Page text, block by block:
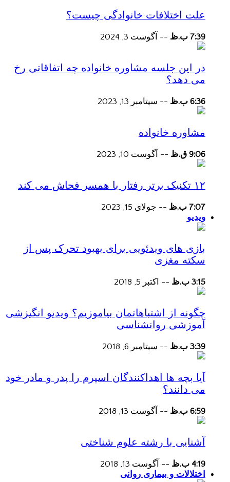
علت اختلافات خانوادگی چیست؟
7:39 ب.ظ -- آگوست 3, 2024
در این جلسه مشاوره خانواده چه اتفاقاتی رخ
می دهد؟
6:36 ب.ظ -- سپتامبر 13, 2023
مشاوره خانواده
9:06 ق.ظ -- آگوست 10, 2023
۱۲ تکنیک برتر رفتار با همسر فحاش می کند
7:07 ب.ظ -- جولای 15, 2023
ویدیو
بازی های ویدئویی برای بهبود تحرک پس از
سکته مغزی
3:15 ب.ظ -- اکتبر 5, 2018
چگونه از اشتباهاتمان بیاموزیم؟ ویدیو انگیزشی
آموزشی روانشناسی
3:39 ب.ظ -- سپتامبر 6, 2018
آیا بچه ها اهداکنندگان اسپرم را پدر و مادر خود
می دانند؟
6:59 ب.ظ -- آگوست 13, 2018
آشنایی با رشته علوم شناختی
4:19 ب.ظ -- آگوست 13, 2018
اختلالات و بیماری روانی